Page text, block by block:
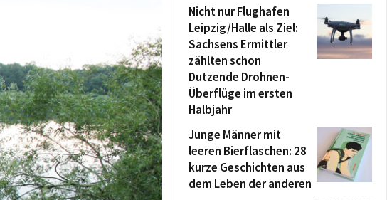
Nicht nur Flughafen
Leipzig/Halle als Ziel:
Sachsens Ermittler
zählten schon
Dutzende Drohnen-
Überflüge im ersten
Halbjahr
Junge Männer mit
leeren Bierflaschen: 28
kurze Geschichten aus
dem Leben der anderen